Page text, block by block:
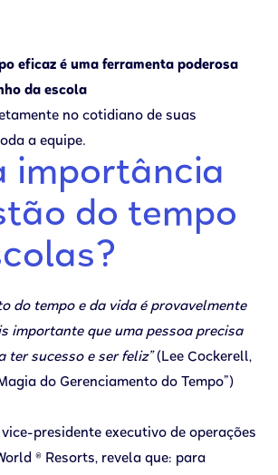
eficaz é uma ferramenta poderosa
da escola
no cotidiano de suas
a equipe.
importância
do tempo
do tempo e da vida é provavelmente
importante que uma pessoa precisa
ter sucesso e ser feliz”(Lee Cockerell,
do Gerenciamento do Tempo”)
presidente executivo de operações
® Resorts, revela que: para